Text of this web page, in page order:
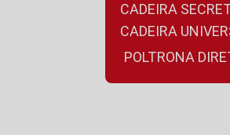
CADEIRA
CADEIRA
POLTRONA